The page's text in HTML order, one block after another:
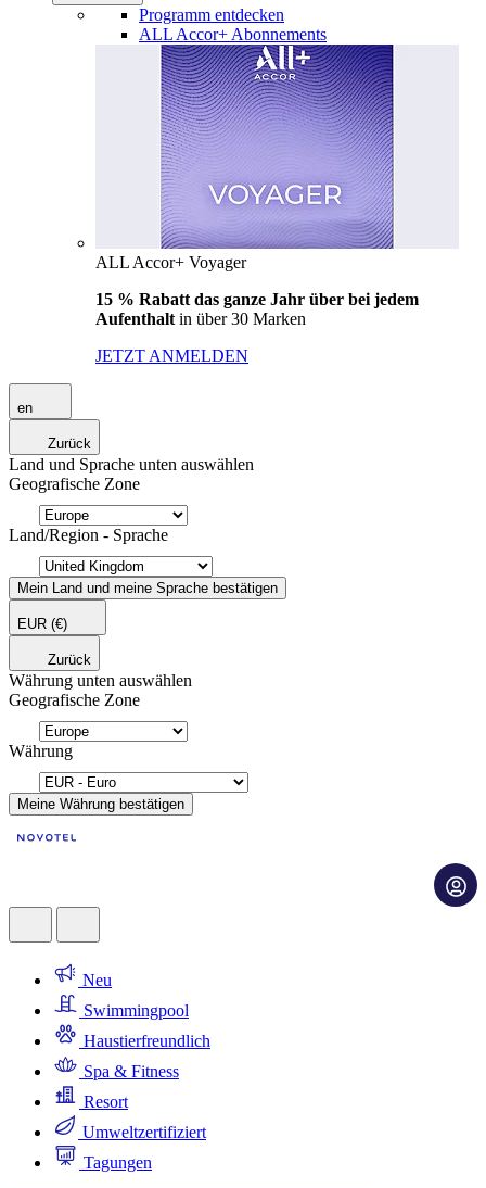
Programm entdecken
ALL Accor+ Abonnements
ALL Accor+ Voyager
15 % Rabatt das ganze Jahr über bei jedem
Aufenthalt in über 30 Marken
JETZT ANMELDEN
en
Zurück
Land und Sprache unten auswählen
Geografische Zone
Land/Region - Sprache
Mein Land und meine Sprache bestätigen
EUR (€)
Zurück
Währung unten auswählen
Geografische Zone
Währung
Meine Währung bestätigen
Neu
Swimmingpool
Haustierfreundlich
Spa & Fitness
Resort
Umweltzertifiziert
Tagungen